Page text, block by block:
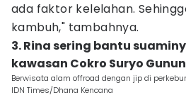
ada faktor kelelahan.
kambuh," tambahnya.
3. Rina sering bantu
kawasan Cokro Suryo
Berwisata alam offroad dengan jip di
IDN Times/Dhana Kencana